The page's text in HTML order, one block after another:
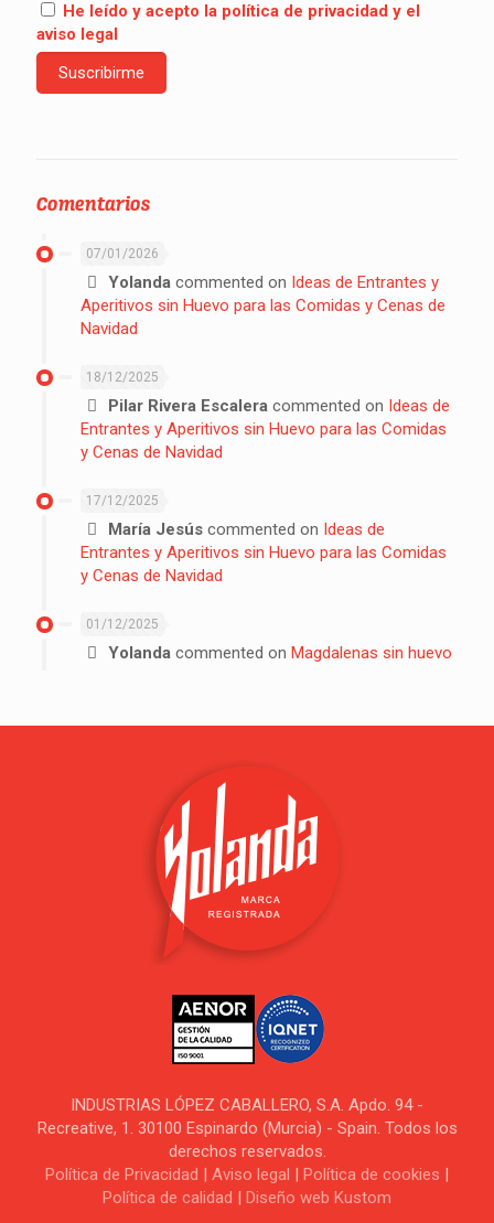
He leído y acepto la política de privacidad y el
aviso legal
Comentarios
07/01/2026
Yolanda commented on Ideas de Entrantes y
Aperitivos sin Huevo para las Comidas y Cenas de
Navidad
18/12/2025
Pilar Rivera Escalera commented on Ideas de
Entrantes y Aperitivos sin Huevo para las Comidas
y Cenas de Navidad
17/12/2025
María Jesús commented on Ideas de
Entrantes y Aperitivos sin Huevo para las Comidas
y Cenas de Navidad
01/12/2025
Yolanda commented on Magdalenas sin huevo
INDUSTRIAS LÓPEZ CABALLERO, S.A. Apdo. 94 -
Recreative, 1. 30100 Espinardo (Murcia) - Spain. Todos los
derechos reservados.
Política de Privacidad | Aviso legal | Política de cookies |
Política de calidad | Diseño web Kustom